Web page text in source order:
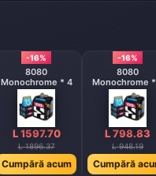
-16%
8080
Monochrome * 4
L 1597.70
L 1896.37
Cumpără acum
-16%
8080
Monochrome
L 798.83
L 948.19
Cumpără